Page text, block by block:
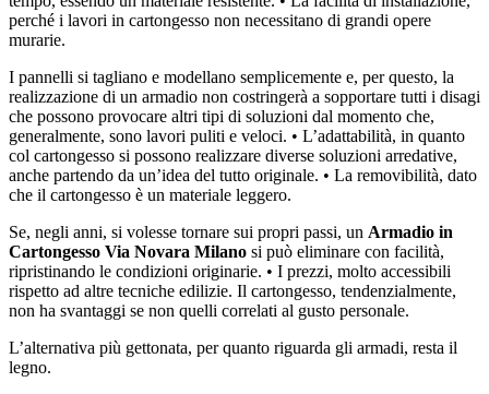
perché i lavori in cartongesso non necessitano di grandi opere
murarie.
I pannelli si tagliano e modellano semplicemente e, per questo, la
realizzazione di un armadio non costringerà a sopportare tutti i disagi
che possono provocare altri tipi di soluzioni dal momento che,
generalmente, sono lavori puliti e veloci. • L’adattabilità, in quanto
col cartongesso si possono realizzare diverse soluzioni arredative,
anche partendo da un’idea del tutto originale. • La removibilità, dato
che il cartongesso è un materiale leggero.
Se, negli anni, si volesse tornare sui propri passi, un Armadio in
Cartongesso Via Novara Milano si può eliminare con facilità,
ripristinando le condizioni originarie. • I prezzi, molto accessibili
rispetto ad altre tecniche edilizie. Il cartongesso, tendenzialmente,
non ha svantaggi se non quelli correlati al gusto personale.
L’alternativa più gettonata, per quanto riguarda gli armadi, resta il
legno.